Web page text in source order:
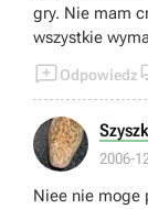
gry. Nie mam
wszystkie
Odpowiedz
2006-
Niee nie moge